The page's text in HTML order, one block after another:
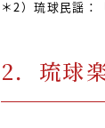
＊2）琉球民謡：
2．琉球